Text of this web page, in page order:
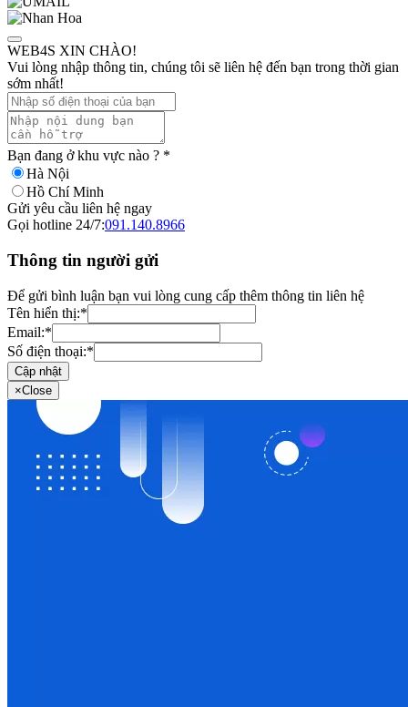
WEB4S XIN CHÀO!
Vui lòng nhập thông tin, chúng tôi sẽ liên hệ đến bạn trong thời gian
sớm nhất!
Bạn đang ở khu vực nào ? *
Hà Nội
Hồ Chí Minh
Gửi yêu cầu liên hệ ngay
Gọi hotline 24/7:091.140.8966
Thông tin người gửi
Để gửi bình luận bạn vui lòng cung cấp thêm thông tin liên hệ
Tên hiển thị:*
Email:*
Số điện thoại:*
Cập nhật
×Close